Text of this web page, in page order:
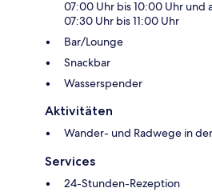
07:00 Uhr bis 10:00 Uhr und
07:30 Uhr bis 11:00 Uhr
Bar/Lounge
Snackbar
Wasserspender
Aktivitäten
Wander- und Radwege in
Services
24-Stunden-Rezeption